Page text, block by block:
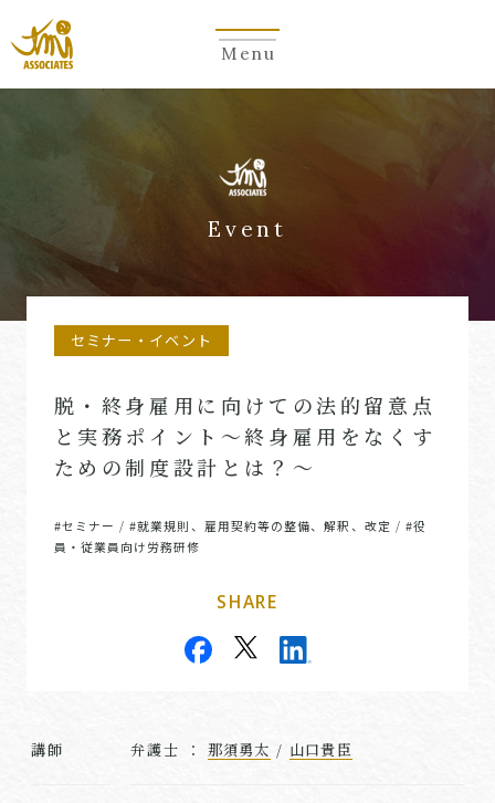
Menu
Event
セミナー・イベント
脱・終身雇用に向けての法的留意点
と実務ポイント～終身雇用をなくす
ための制度設計とは？～
#セミナー /#就業規則、雇用契約等の整備、解釈、改定 /#役
員・従業員向け労務研修
SHARE
講師 弁護士 ： 那須勇太 / 山口貴臣